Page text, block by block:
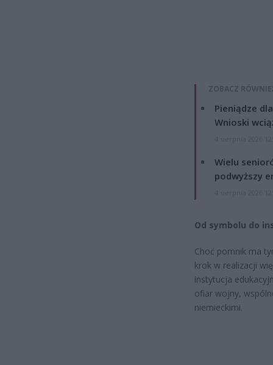
ZOBACZ
Pieniądze
Wnioski
Wielu
podwyższy
Od symbolu do
Choć pomnik ma
krok w realizacji
instytucja
ofiar wojny,
niemieckimi.